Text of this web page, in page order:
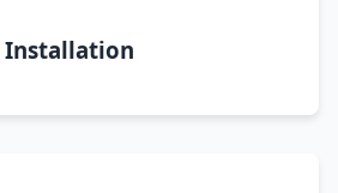
Installation